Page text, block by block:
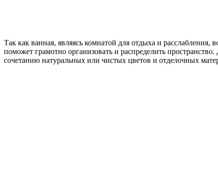
Так как ванная, являясь комнатой для отдыха и
поможет грамотно организовать и распределить
сочетанию натуральных или чистых цветов и отделочных